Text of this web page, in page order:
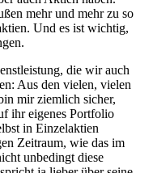
mehr und mehr zu so
Und es ist wichtig,
die wir auch
Aus den vielen, vielen
mir ziemlich sicher,
ihr eigenes Portfolio
in Einzelaktien
Zeitraum, wie das im
unbedingt diese